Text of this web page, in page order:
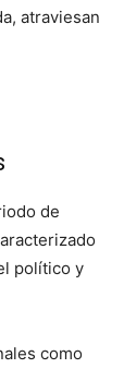
atraviesan
de
político y
como